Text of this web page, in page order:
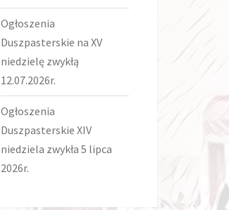
Ogłoszenia
Duszpasterskie na XV
niedzielę zwykłą
12.07.2026r.
Ogłoszenia
Duszpasterskie XIV
niedziela zwykła 5 lipca
2026r.